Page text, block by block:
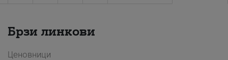
Брзи линкови
Ценовници